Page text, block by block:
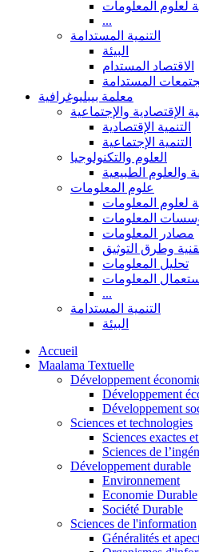
لعلوم المعلومات
...
التنمية المستدامة
البيئة
الاقتصاد المستدام
المستدامة
معلمة بيبليوغرافية
الإقتصادية والإجتماعية
التنمية الإقتصادية
التنمية الإجتماعية
العلوم والتكنولوجيا
والعلوم الطبيعية
علوم المعلومات
لعلوم المعلومات
المعلومات
مصادر المعلومات
وطرق التوثيق
تحليل المعلومات
المعلومات
...
التنمية المستدامة
البيئة
Accueil
Maalama Textuelle
Développement
Développement
Développement
Sciences et technologies
Sciences exactes
Sciences de
Développement durable
Environnement
Economie Durable
Société Durable
Sciences de l'information
Généralités et